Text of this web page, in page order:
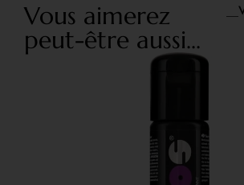
Vous aimerez
peut-être aussi...